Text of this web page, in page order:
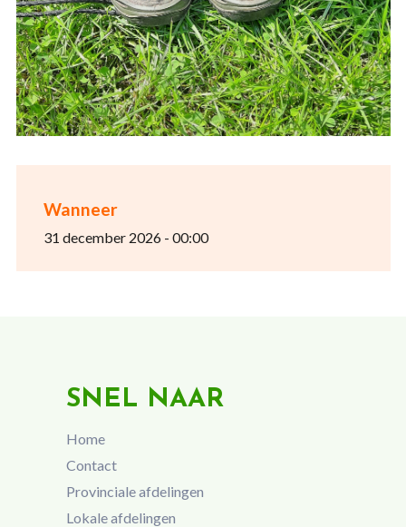
Wanneer
31 december 2026 - 00:00
SNEL NAAR
Home
Contact
Provinciale afdelingen
Lokale afdelingen